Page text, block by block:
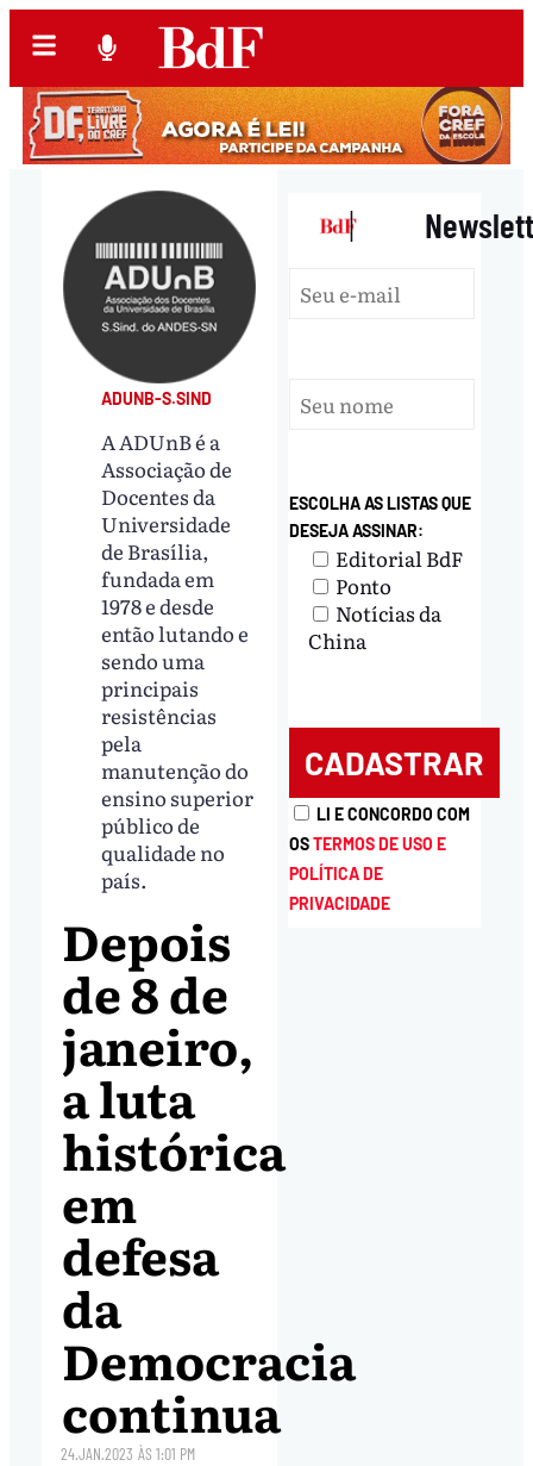
ADUNB-S.SIND
A ADUnB é a
Associação de
Docentes da
Universidade
de Brasília,
fundada em
1978 e desde
então lutando e
sendo uma
principais
resistências
pela
manutenção do
ensino superior
público de
qualidade no
país.
Depois
de 8 de
janeiro,
a luta
histórica
em
defesa
da
Democracia
continua
24.JAN.2023 ÀS1:01 PM
|
ESCOLHA AS LISTAS QUE
DESEJA ASSINAR:
Editorial BdF
Ponto
Notícias da
China
LI E CONCORDO COM
OSTERMOS DE USO E
POLÍTICA DE
PRIVACIDADE